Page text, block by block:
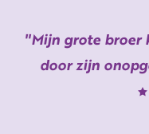
Mijn grote broer
door zijn